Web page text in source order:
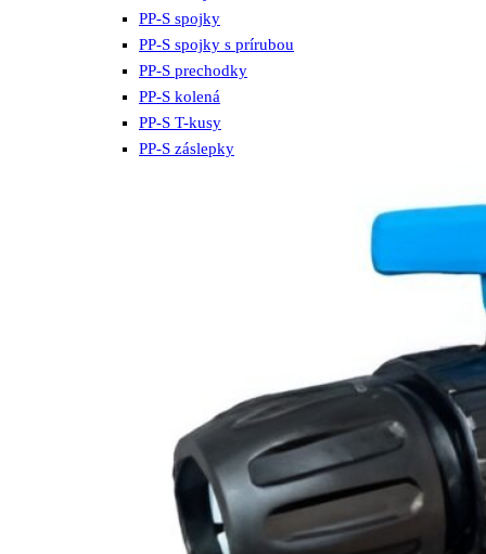
PP-S spojky
PP-S spojky s prírubou
PP-S prechodky
PP-S kolená
PP-S T-kusy
PP-S záslepky